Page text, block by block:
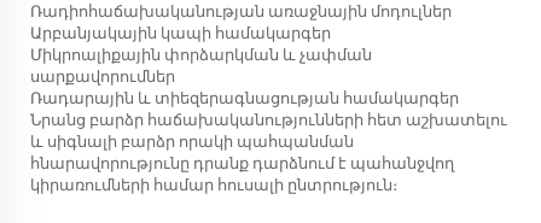
Ռադիոհաճախականության առաջնային մոդուլներ
Արբանյակային կապի համակարգեր
Միկրոալիքային փորձարկման և չափման
սարքավորումներ
Ռադարային և տիեզերագնացության համակարգեր
Նրանց բարձր հաճախականությունների հետ աշխատելու
և սիգնալի բարձր որակի պահպանման
հնարավորությունը դրանք դարձնում է պահանջվող
կիրառումների համար հուսալի ընտրություն։